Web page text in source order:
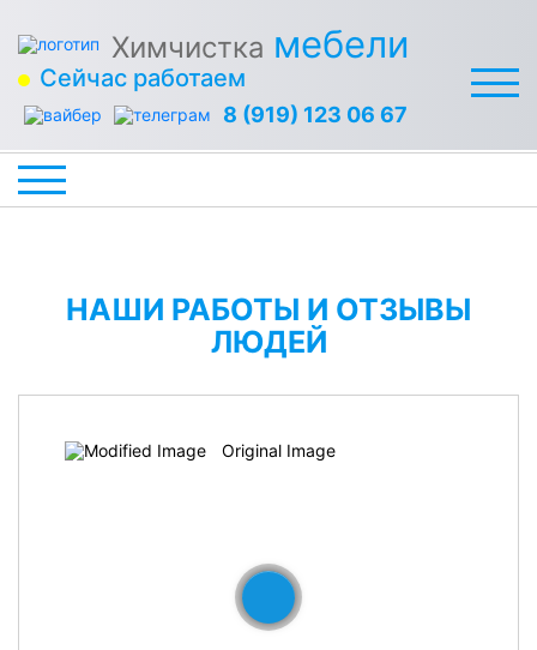
Химчистка мебели
Сейчас работаем
8 (919) 123 06 67
НАШИ РАБОТЫ И ОТЗЫВЫ
ЛЮДЕЙ